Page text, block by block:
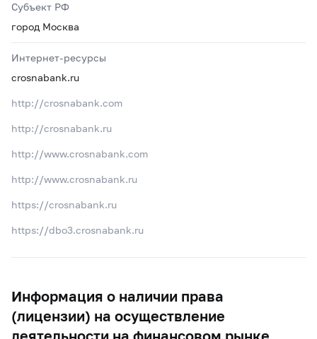
Субъект РФ
город Москва
Интернет-ресурсы
crosnabank.ru
http://crosnabank.com
http://crosnabank.ru
http://www.crosnabank.com
http://www.crosnabank.ru
https://crosnabank.ru
https://dbo3.crosnabank.ru
Информация о наличии права
(лицензии) на осуществление
деятельности на финансовом рынке